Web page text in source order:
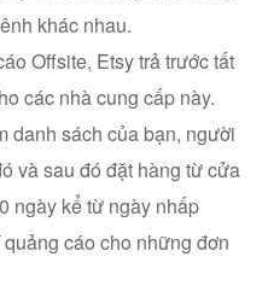
khác nhau.
Offsite, Etsy trả trước tất
các nhà cung cấp này.
danh sách của bạn, người
và sau đó đặt hàng từ cửa
ngày kể từ ngày nhấp
cáo cho những đơn